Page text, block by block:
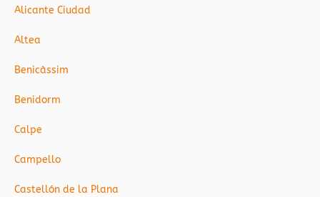
Alicante Ciudad
Altea
Benicàssim
Benidorm
Calpe
Campello
Castellón de la Plana